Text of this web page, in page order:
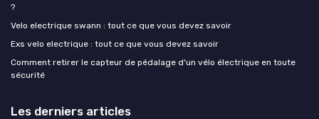
?
Velo electrique swann : tout ce que vous devez savoir
Exs velo electrique : tout ce que vous devez savoir
Comment retirer le capteur de pédalage d'un vélo électrique en toute
sécurité
Les derniers articles